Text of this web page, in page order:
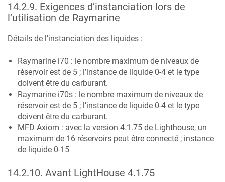
14.2.9. Exigences d’instanciation lors de
l’utilisation de Raymarine
Détails de l’instanciation des liquides :
Raymarine i70 : le nombre maximum de niveaux de
réservoir est de 5 ; l’instance de liquide 0-4 et le type
doivent être du carburant.
Raymarine i70s : le nombre maximum de niveaux de
réservoir est de 5 ; l’instance de liquide 0-4 et le type
doivent être du carburant.
MFD Axiom : avec la version 4.1.75 de Lighthouse, un
maximum de 16 réservoirs peut être connecté ; instance
de liquide 0-15
14.2.10. Avant LightHouse 4.1.75